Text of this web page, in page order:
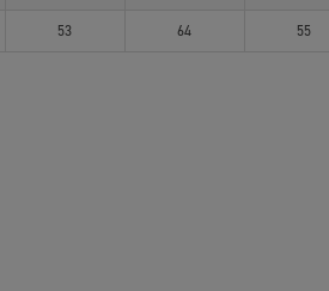
53 64 55